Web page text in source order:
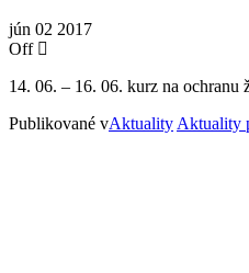
jún 02 2017
Off
14. 06. – 16. 06. kurz na
Publikované vAktuality Aktuality